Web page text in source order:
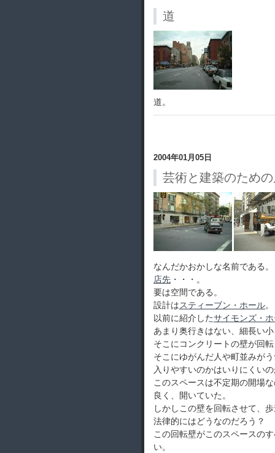
道
道。
2004年01月05日
芸術と建築のため
なんだかおかしな名前である。
店先 ・・・。
要は空間である。
設計はスティーブン・ホール。
以前に紹介したサイモンズ・
あまり奥行きはない、細長い
そこにコンクリートの壁が回
そこにゆがんだ人や町並みが
入りやすいのかはいりにくい
このスペースは不定期の開場
良く、開いていた。
しかしこの壁を回転させて、
法律的にはどうなのだろう？
この回転壁がこのスペースの
い。